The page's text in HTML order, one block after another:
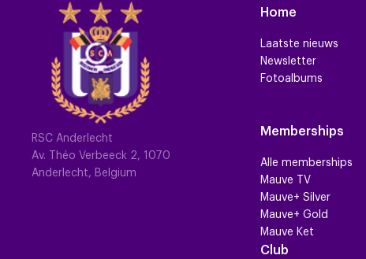
RSC Anderlecht
Av. Théo Verbeeck 2, 1070
Anderlecht, Belgium
Home
Laatste nieuws
Newsletter
Fotoalbums
Memberships
Alle memberships
Mauve TV
Mauve+ Silver
Mauve+ Gold
Mauve Ket
Club